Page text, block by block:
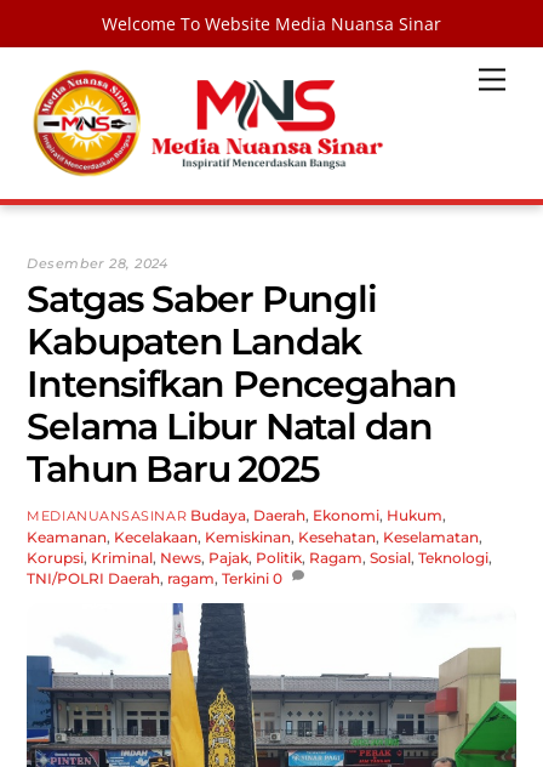
Welcome To Website Media Nuansa Sinar
content
Desember 28, 2024
Satgas Saber Pungli
Kabupaten Landak
Intensifkan Pencegahan
Selama Libur Natal dan
Tahun Baru 2025
MEDIANUANSASINAR Budaya, Daerah, Ekonomi, Hukum,
Keamanan, Kecelakaan, Kemiskinan, Kesehatan, Keselamatan,
Korupsi, Kriminal, News, Pajak, Politik, Ragam,Sosial,Teknologi,
TNI/POLRI Daerah, ragam,Terkini 0